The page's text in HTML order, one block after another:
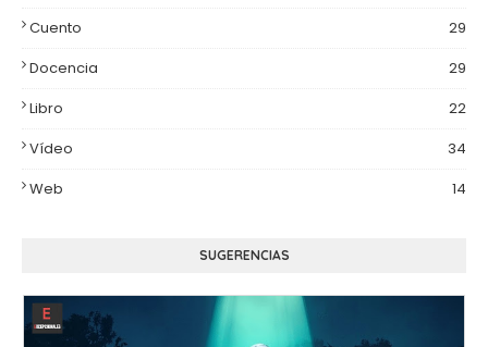
Cuento
29
Docencia
29
Libro
22
Vídeo
34
Web
14
SUGERENCIAS